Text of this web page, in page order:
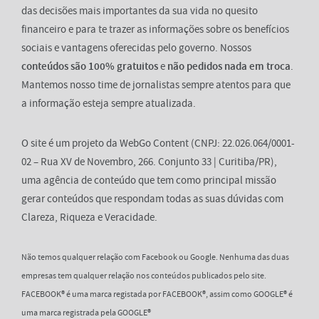
das decisões mais importantes da sua vida no quesito
financeiro e para te trazer as informações sobre os benefícios
sociais e vantagens oferecidas pelo governo. Nossos
conteúdos são 100% gratuitose não pedidos nada em troca.
Mantemos nosso time de jornalistas sempre atentos para que
a informação esteja sempre atualizada.
O site é um projeto da WebGo Content (CNPJ: 22.026.064/0001-
02 – Rua XV de Novembro, 266. Conjunto 33 | Curitiba/PR),
uma agência de conteúdo que tem como principal missão
gerar conteúdos que respondam todas as suas dúvidas com
Clareza, Riqueza e Veracidade.
Não temos qualquer relação com Facebook ou Google. Nenhuma das duas
empresas tem qualquer relação nos conteúdos publicados pelo site.
FACEBOOK® é uma marca registada por FACEBOOK®, assim como GOOGLE® é
uma marca registrada pela GOOGLE®